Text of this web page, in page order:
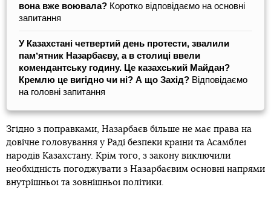
вона вже воювала? Коротко відповідаємо на основні
запитання
У Казахстані четвертий день протести, звалили
памʼятник Назарбаєву, а в столиці ввели
комендантську годину. Це казахський Майдан?
Кремлю це вигідно чи ні? А що Захід? Відповідаємо
на головні запитання
Згідно з поправками, Назарбаєв більше не має права на
довічне головування у Раді безпеки країни та Асамблеї
народів Казахстану. Крім того, з закону виключили
необхідність погоджувати з Назарбаєвим основні напрями
внутрішньої та зовнішньої політики.